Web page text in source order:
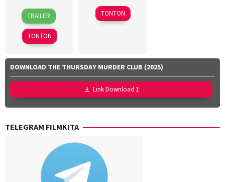
12
Oct
2012
Pat
O'Connor
TRAILER
TONTON
21
Sep
Dave
Thomas
TONTON
DOWNLOAD THE THURSDAY MURDER CLUB (2025)
Link Download 1
TELEGRAM FILMKITA